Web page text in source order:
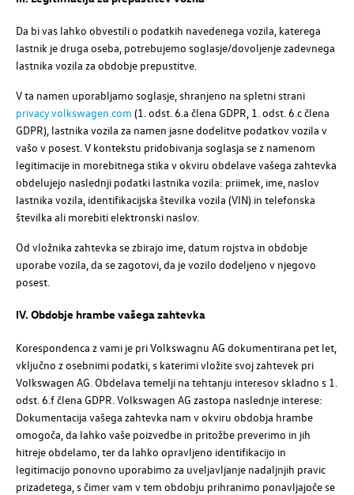
Da bi vas lahko obvestili o podatkih navedenega vozila, katerega
lastnik je druga oseba, potrebujemo soglasje/dovoljenje zadevnega
lastnika vozila za obdobje prepustitve.
V ta namen uporabljamo soglasje, shranjeno na spletni strani
privacy.volkswagen.com (1. odst. 6.a člena GDPR, 1. odst. 6.c člena
GDPR), lastnika vozila za namen jasne dodelitve podatkov vozila v
vašo v posest. V kontekstu pridobivanja soglasja se z namenom
legitimacije in morebitnega stika v okviru obdelave vašega zahtevka
obdelujejo naslednji podatki lastnika vozila: priimek, ime, naslov
lastnika vozila, identifikacijska številka vozila (VIN) in telefonska
številka ali morebiti elektronski naslov.
Od vložnika zahtevka se zbirajo ime, datum rojstva in obdobje
uporabe vozila, da se zagotovi, da je vozilo dodeljeno v njegovo
posest.
IV. Obdobje hrambe vašega zahtevka
Korespondenca z vami je priVolkswagnu AG dokumentirana pet let,
vključno z osebnimi podatki, s katerimi vložite svoj zahtevek pri
Volkswagen AG . Obdelava temelji na tehtanju interesov skladno s 1.
odst. 6.f člena GDPR. Volkswagen AG zastopa naslednje interese:
Dokumentacija vašega zahtevka nam v okviru obdobja hrambe
omogoča, da lahko vaše poizvedbe in pritožbe preverimo in jih
hitreje obdelamo, ter da lahko opravljeno identifikacijo in
legitimacijo ponovno uporabimo za uveljavljanje nadaljnjih pravic
prizadetega, s čimer vam v tem obdobju prihranimo ponavljajoče se